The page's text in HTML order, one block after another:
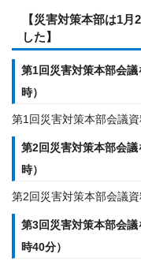
【災害対策本部は1
した】
第1回災害対策本部会
時）
第1回災害対策本部会議
第2回災害対策本部会
時）
第2回災害対策本部会議
第3回災害対策本部会
時40分）